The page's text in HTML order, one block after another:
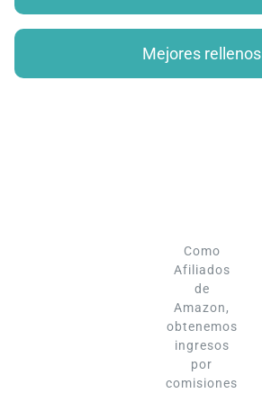
Mejores rellenos
Como
Afiliados
de
Amazon,
obtenemos
ingresos
por
comisiones